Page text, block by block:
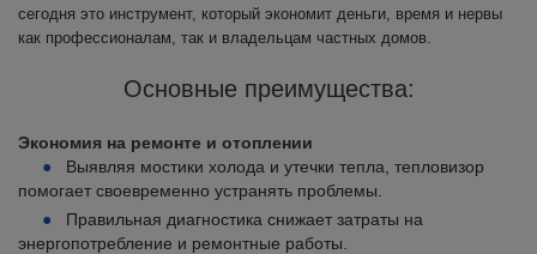
сегодня это инструмент, который экономит деньги, время и нервы
как профессионалам, так и владельцам частных домов.
Основные преимущества:
Экономия на ремонте и отоплении
Выявляя мостики холода и утечки тепла, тепловизор
помогает своевременно устранять проблемы.
Правильная диагностика снижает затраты на
энергопотребление и ремонтные работы.